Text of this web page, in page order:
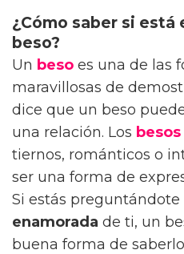
¿Cómo saber si está
beso?
Un beso es una de las
maravillosas de
dice que un beso
una relación. Los besos
tiernos, románticos o
ser una forma de
Si estás preguntándote
enamorada de ti, un
buena forma de